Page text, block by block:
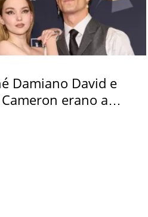
Damiano David e
erano a